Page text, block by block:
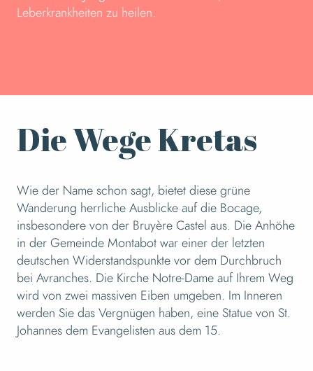
Leberkrankheiten zu heilen.
Die Wege Kretas
Wie der Name schon sagt, bietet diese grüne
Wanderung herrliche Ausblicke auf die Bocage,
insbesondere von der Bruyère Castel aus. Die Anhöhe
in der Gemeinde Montabot war einer der letzten
deutschen Widerstandspunkte vor dem Durchbruch
bei Avranches. Die Kirche Notre-Dame auf Ihrem Weg
wird von zwei massiven Eiben umgeben. Im Inneren
werden Sie das Vergnügen haben, eine Statue von St.
Johannes dem Evangelisten aus dem 15.